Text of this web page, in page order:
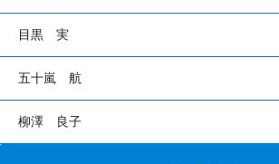
目黒 実
五十嵐 航
柳澤 良子